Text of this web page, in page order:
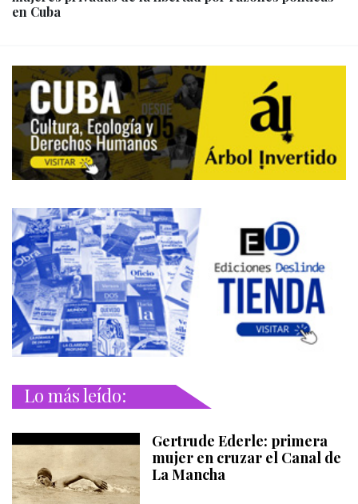
en Cuba
Lo más leído:
Gertrude Ederle: primera
mujer en cruzar el Canal de
La Mancha